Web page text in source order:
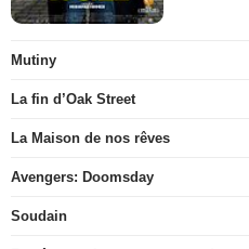
Mutiny
La fin d’Oak Street
La Maison de nos rêves
Avengers: Doomsday
Soudain